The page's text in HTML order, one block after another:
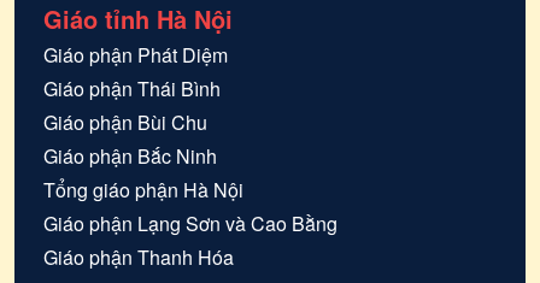
Giáo tỉnh Hà Nội
Giáo phận Phát Diệm
Giáo phận Thái Bình
Giáo phận Bùi Chu
Giáo phận Bắc Ninh
Tổng giáo phận Hà Nội
Giáo phận Lạng Sơn và Cao Bằng
Giáo phận Thanh Hóa